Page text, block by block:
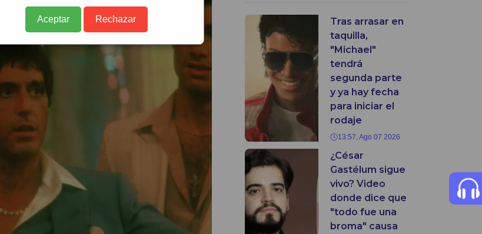
Tras arrasar en
taquilla,
"Michael"
tendrá
segunda parte
y ya hay fecha
para iniciar el
rodaje
13:57, Ago 07 2026
¿César
Gastélum sigue
vivo? Video
donde dice que
"todo fue una
broma" causa
Aceptar Rechazar